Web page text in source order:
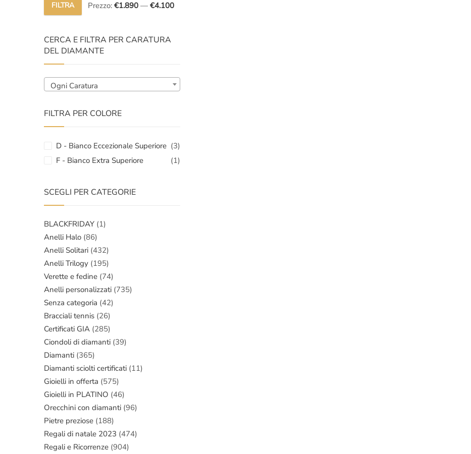
Prezzo
Prezzo
FILTRA Prezzo: €1.890 — €4.100
CERCA E FILTRA PER CARATURA
DEL DIAMANTE
Ogni Caratura
FILTRA PER COLORE
D - Bianco Eccezionale Superiore (3)
F - Bianco Extra Superiore
(1)
SCEGLI PER CATEGORIE
BLACKFRIDAY (1)
Anelli Halo (86)
Anelli Solitari (432)
Anelli Trilogy (195)
Verette e fedine (74)
Anelli personalizzati (735)
Senza categoria (42)
Bracciali tennis (26)
Certificati GIA (285)
Ciondoli di diamanti (39)
Diamanti (365)
Diamanti sciolti certificati (11)
Gioielli in offerta (575)
Gioielli in PLATINO (46)
Orecchini con diamanti (96)
Pietre preziose (188)
Regali di natale 2023 (474)
Regali e Ricorrenze (904)